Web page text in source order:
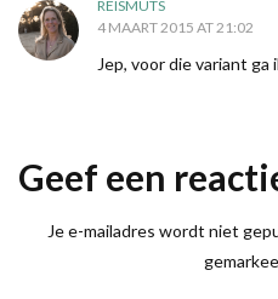
REISMUTS
4 MAART 2015 AT 21:02
Jep, voor die variant ga
Geef een
Je e-mailadres wordt niet